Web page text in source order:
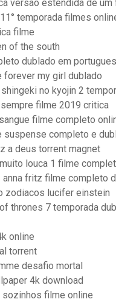
versão estendida de um
temporada filmes
filme
of the south
dublado em
my girl dublado
shingeki no kyojin 2
filme 2019 critica
filme completo
suspense completo e
a deus torrent magnet
louca 1 filme
anna fritz filme completo
zodiacos lucifer einstein
thrones 7 temporada
online
torrent
desafio mortal
4k download
filme online